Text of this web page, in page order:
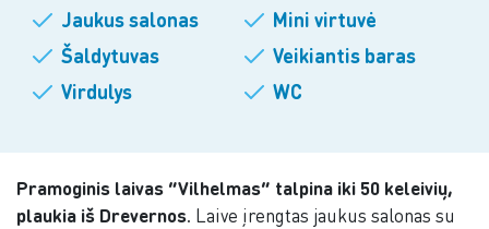
Jaukus salonas
Mini virtuvė
Šaldytuvas
Veikiantis baras
Virdulys
WC
Pramoginis laivas “Vilhelmas” talpina iki 50 keleivių,
plaukia iš Drevernos. Laive įrengtas jaukus salonas su